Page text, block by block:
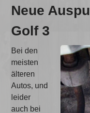
3“
Neue
Golf 3
Bei den
meisten
älteren
Autos, und
leider
auch bei